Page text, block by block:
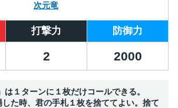
次元竜
打撃力 防御力
2 2000
１ターンに１枚だけコールできる。
た時、君の手札１枚を捨ててよい。捨て